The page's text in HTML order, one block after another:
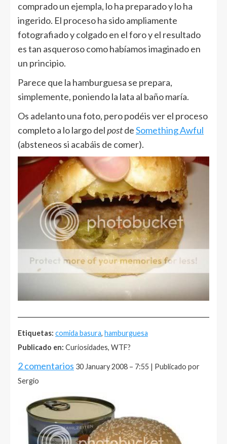
comprado un ejempla, lo ha preparado y lo ha
ingerido. El proceso ha sido ampliamente
fotografiado y colgado en el foro y el resultado
es tan asqueroso como habíamos imaginado en
un principio.
Parece que la hamburguesa se prepara,
simplemente, poniendo la lata al baño maría.
Os adelanto una foto, pero podéis ver el proceso
completo a lo largo delpostdeSomething Awful
(absteneos si acabáis de comer).
Etiquetas: comida basura, hamburguesa
Publicado en: Curiosidades, WTF?
2 comentarios 30 January 2008 – 7:55 | Publicado por
Sergio